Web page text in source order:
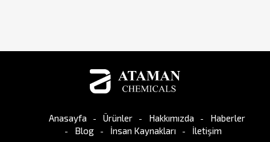
Anasayfa Ürünler Hakkımızda
Haberler
Blog
İnsan Kaynakları İletişim